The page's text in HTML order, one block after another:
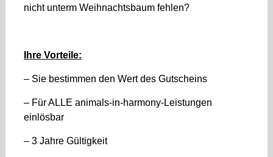
nicht unterm Weihnachtsbaum fehlen?
Ihre Vorteile:
– Sie bestimmen den Wert des Gutscheins
– Für ALLE animals-in-harmony-Leistungen
einlösbar
– 3 Jahre Gültigkeit